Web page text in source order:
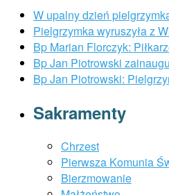
W upalny dzień
Pielgrzymka wyruszyła z
Bp Marian Florczyk:
Bp Jan Piotrowski
Bp Jan Piotrowski:
Sakramenty
Chrzest
Pierwsza Komunia
Bierzmowanie